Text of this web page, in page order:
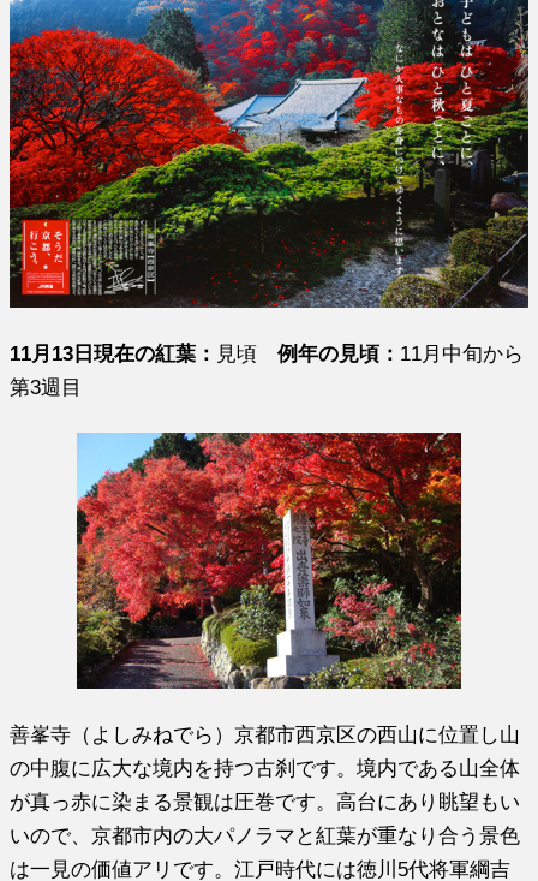
11月13日現在の紅葉： 見頃例年の見頃： 11月中旬から
第3週目
善峯寺（よしみねでら）京都市西京区の西山に位置し山
の中腹に広大な境内を持つ古刹です。境内である山全体
が真っ赤に染まる景観は圧巻です。高台にあり眺望もい
いので、京都市内の大パノラマと紅葉が重なり合う景色
は一見の価値アリです。江戸時代には徳川5代将軍綱吉